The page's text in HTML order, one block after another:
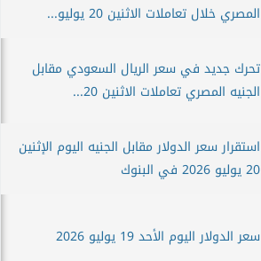
المصري خلال تعاملات الاثنين 20 يوليو...
تحرك جديد في سعر الريال السعودي مقابل
الجنيه المصري تعاملات الاثنين 20...
استقرار سعر الدولار مقابل الجنيه اليوم الإثنين
20 يوليو 2026 في البنوك
سعر الدولار اليوم الأحد 19 يوليو 2026